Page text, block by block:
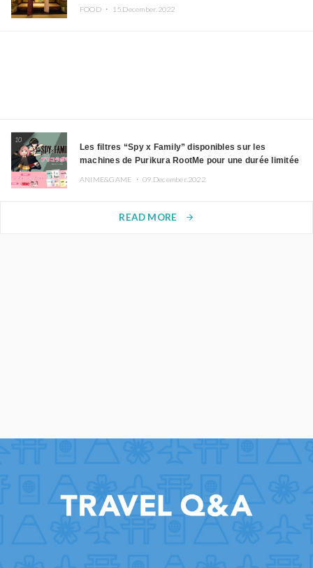
FOOD ・ 15.December.2022
10
Les filtres “Spy x Family” disponibles sur les
machines de Purikura RootMe pour une durée limitée
ANIME&GAME ・09.December.2022
READ MORE arrow_forward